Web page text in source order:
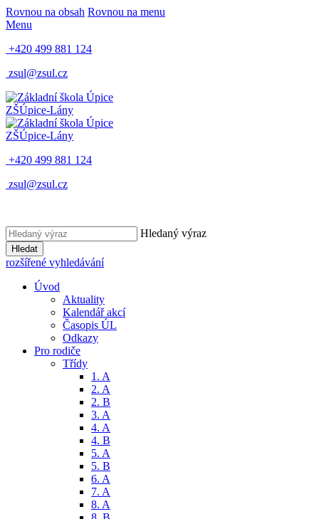
Rovnou na obsah Rovnou na menu
Menu
+420 499 881 124
zsul@zsul.cz
ZŠÚpice-Lány
ZŠÚpice-Lány
+420 499 881 124
zsul@zsul.cz
Hledaný výraz
Hledat
rozšířené vyhledávání
Úvod
Aktuality
Kalendář akcí
Časopis ÚL
Odkazy
Pro rodiče
Třídy
1. A
2. A
2. B
3. A
4. A
4. B
5. A
5. B
6. A
7. A
8. A